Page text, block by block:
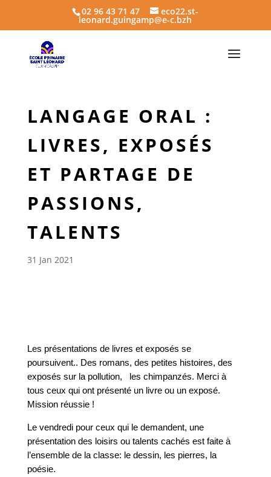
02 96 43 71 47 eco22.st-
leonard.guingamp@e-c.bzh
LANGAGE ORAL :
LIVRES, EXPOSÉS
ET PARTAGE DE
PASSIONS,
TALENTS
31 Jan 2021
Les présentations de livres et exposés se
poursuivent.. Des romans, des petites histoires, des
exposés sur la pollution, les chimpanzés. Merci à
tous ceux qui ont présenté un livre ou un exposé.
Mission réussie !
Le vendredi pour ceux qui le demandent, une
présentation des loisirs ou talents cachés est faite à
l’ensemble de la classe: le dessin, les pierres, la
poésie.